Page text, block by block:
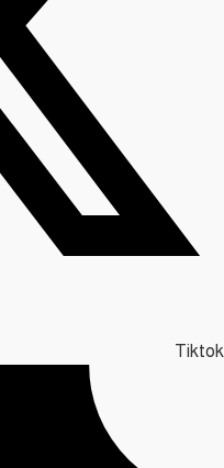
Tiktok